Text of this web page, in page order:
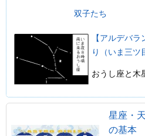
双子たち
【アルデバ
り（いま三ツ
おうし座と木
星座・
の基本